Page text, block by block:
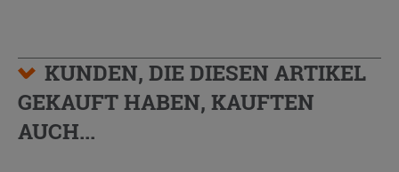
KUNDEN, DIE DIESEN ARTIKEL
GEKAUFT HABEN, KAUFTEN
AUCH...